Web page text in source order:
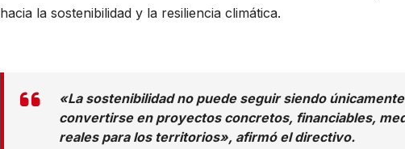
hacia la sostenibilidad y la resiliencia climática.
«La sostenibilidad no puede seguir siendo
convertirse en proyectos concretos, financiables,
reales para los territorios», afirmó el directivo.